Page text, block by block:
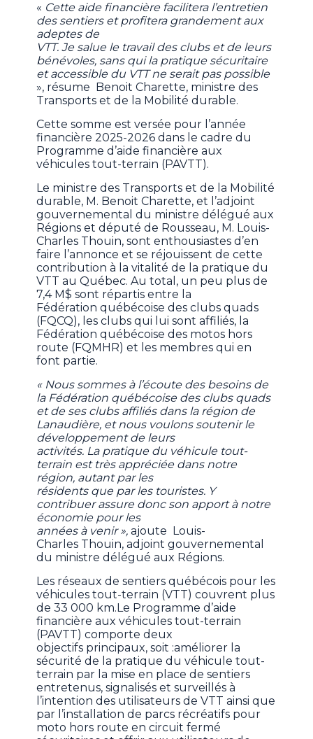
« Cette aide financière facilitera l’entretien
des sentiers et profitera grandement aux
adeptes de
VTT. Je salue le travail des clubs et de leurs
bénévoles, sans qui la pratique sécuritaire
et accessible du VTT ne serait pas possible
», résume Benoit Charette, ministre des
Transports et de la Mobilité durable.
Cette somme est versée pour l’année
financière 2025-2026 dans le cadre du
Programme d’aide financière aux
véhicules tout-terrain (PAVTT).
Le ministre des Transports et de la Mobilité
durable, M. Benoit Charette, et l’adjoint
gouvernemental du ministre délégué aux
Régions et député de Rousseau, M. Louis-
Charles Thouin, sont enthousiastes d’en
faire l’annonce et se réjouissent de cette
contribution à la vitalité de la pratique du
VTT au Québec. Au total, un peu plus de
7,4 M$ sont répartis entre la
Fédération québécoise des clubs quads
(FQCQ), les clubs qui lui sont affiliés, la
Fédération québécoise des motos hors
route (FQMHR) et les membres qui en
font partie.
« Nous sommes à l’écoute des besoins de
la Fédération québécoise des clubs quads
et de ses clubs affiliés dans la région de
Lanaudière, et nous voulons soutenir le
développement de leurs
activités. La pratique du véhicule tout-
terrain est très appréciée dans notre
région, autant par les
résidents que par les touristes. Y
contribuer assure donc son apport à notre
économie pour les
années à venir »,ajoute Louis-
Charles Thouin, adjoint gouvernemental
du ministre délégué aux Régions.
Les réseaux de sentiers québécois pour les
véhicules tout-terrain (VTT) couvrent plus
de 33 000 km.Le Programme d’aide
financière aux véhicules tout-terrain
(PAVTT) comporte deux
objectifs principaux, soit :améliorer la
sécurité de la pratique du véhicule tout-
terrain par la mise en place de sentiers
entretenus, signalisés et surveillés à
l’intention des utilisateurs de VTT ainsi que
par l’installation de parcs récréatifs pour
moto hors route en circuit fermé